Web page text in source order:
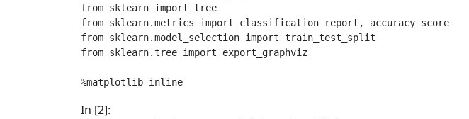
from sklearn import tree
from sklearn.metrics import classification_report ,
accuracy_score
from sklearn.model_selection import train_test_split
from sklearn.tree import export_graphviz
%matplotlib
In [2]: